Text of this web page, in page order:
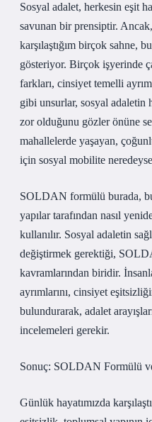
Sosyal adalet, herkesin eşit
savunan bir prensiptir.
karşılaştığım birçok sahne,
gösteriyor. Birçok işyerinde
farkları, cinsiyet temelli
gibi unsurlar, sosyal adaletin
zor olduğunu gözler önüne
mahallelerde yaşayan,
için sosyal mobilite
SOLDAN formülü burada,
yapılar tarafından nasıl
kullanılır. Sosyal adaletin
değiştirmek gerektiği,
kavramlarından biridir.
ayrımlarını, cinsiyet
bulundurarak, adalet
incelemeleri gerekir.
Sonuç: SOLDAN Formülü
Günlük hayatımızda